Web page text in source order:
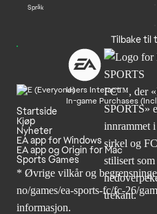
Språk
Tilbake til
Users Interact
In-game Purchases
Startside
Kjøp
Nyheter
EA app for Windows
EA app og Origin for Mac
Sports Games
* Øvrige vilkår og
no/games/ea-sports-fc/fc-26/
informasjon.